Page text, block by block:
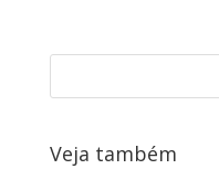
Veja também